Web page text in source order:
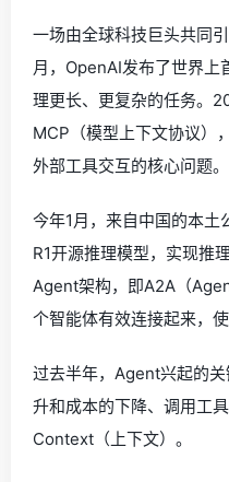
一场由全球科技巨头共同
月，OpenAI发布了世界上
理更长、更复杂的任务。
MCP（模型上下文协议）
外部工具交互的核心问题。
今年1月，来自中国的本
R1开源推理模型，实现推
Agent架构，即A2A（
个智能体有效连接起来，
过去半年，Agent兴起的
升和成本的下降、调用工
Context（上下文）。